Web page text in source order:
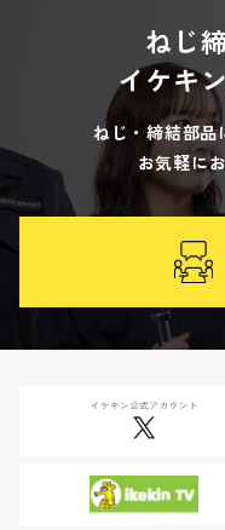
ねじ
イケキ
ねじ・締結部品
お気軽に